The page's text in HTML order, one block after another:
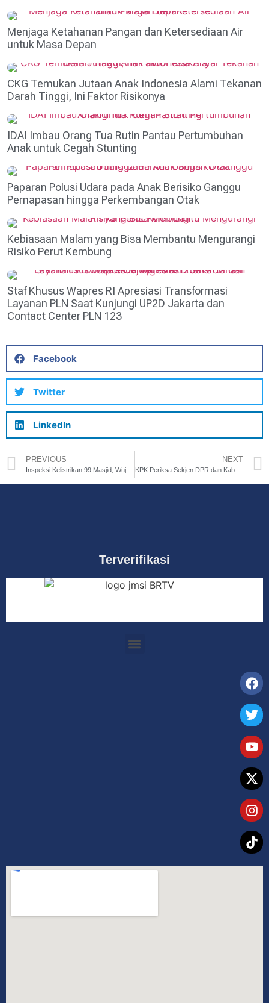
Menjaga Ketahanan Pangan dan Ketersediaan Air
untuk Masa Depan
CKG Temukan Jutaan Anak Indonesia Alami Tekanan
Darah Tinggi, Ini Faktor Risikonya
IDAI Imbau Orang Tua Rutin Pantau Pertumbuhan
Anak untuk Cegah Stunting
Paparan Polusi Udara pada Anak Berisiko Ganggu
Pernapasan hingga Perkembangan Otak
Kebiasaan Malam yang Bisa Membantu Mengurangi
Risiko Perut Kembung
Staf Khusus Wapres RI Apresiasi Transformasi
Layanan PLN Saat Kunjungi UP2D Jakarta dan
Contact Center PLN 123
Facebook
Twitter
LinkedIn
PREVIOUS NEXT
KPK Periksa Sekjen DPR dan Kabag Pengelolaan Rumah Jabatan Terkait Korupsi
Terverifikasi